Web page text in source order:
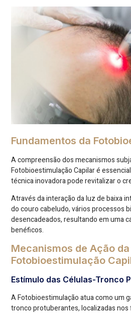
Fundamentos da
A compreensão dos mecanismos
Fotobioestimulação Capilar é
técnica inovadora pode revitalizar o
Através da interação da luz de baixa
do couro cabeludo, vários processos
desencadeados, resultando em uma
benéficos.
Mecanismos de Ação da
Fotobioestimulação
Estímulo das Células-Tronco
A Fotobioestimulação atua como um
tronco protuberantes, localizadas nos